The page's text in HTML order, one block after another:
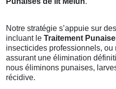
Notre stratégie s’appuie sur
incluant le Traitement
insecticides professionnels, ou
assurant une élimination
nous éliminons punaises,
récidive.